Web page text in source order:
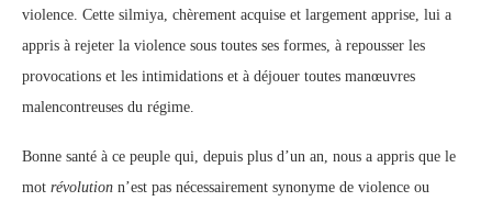
violence. Cette silmiya, chèrement acquise et largement apprise, lui a
appris à rejeter la violence sous toutes ses formes, à repousser les
provocations et les intimidations et à déjouer toutes manœuvres
malencontreuses du régime.
Bonne santé à ce peuple qui, depuis plus d’un an, nous a appris que le
mot révolution n’est pas nécessairement synonyme de violence ou